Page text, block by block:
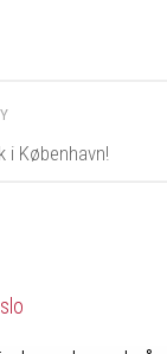
i København!